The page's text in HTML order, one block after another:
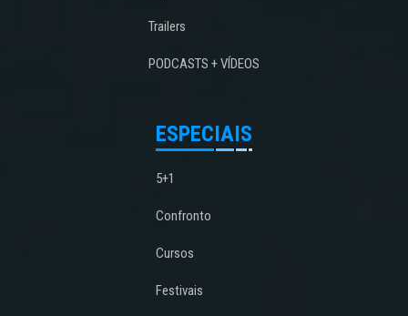
Trailers
PODCASTS + VÍDEOS
ESPECIAIS
5+1
Confronto
Cursos
Festivais